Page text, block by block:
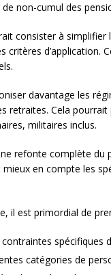
non-cumul des
consister à
critères
davantage les
retraites. Cela
militaires inclus.
refonte complète du
en compte les
il est primordial de
spécifiques
catégories de